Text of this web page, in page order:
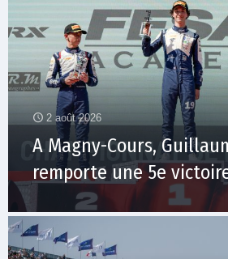
2 août 2026
A Magny-Cours,
remporte une 5e